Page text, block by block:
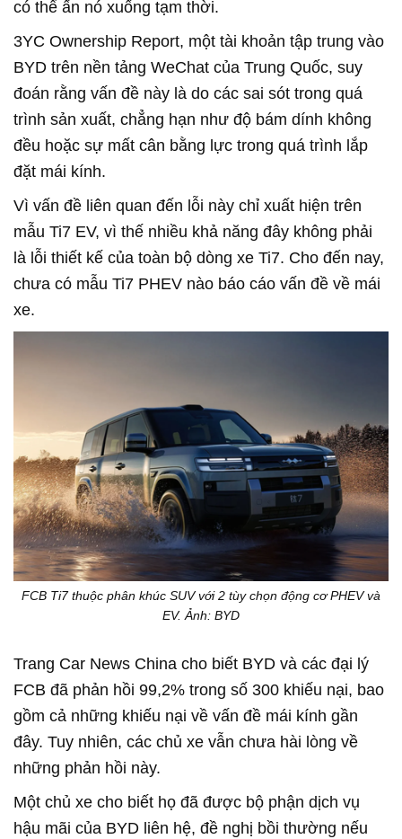
có thể ấn nó xuống tạm thời.
3YC Ownership Report, một tài khoản tập trung vào
BYD trên nền tảng WeChat của Trung Quốc, suy
đoán rằng vấn đề này là do các sai sót trong quá
trình sản xuất, chẳng hạn như độ bám dính không
đều hoặc sự mất cân bằng lực trong quá trình lắp
đặt mái kính.
Vì vấn đề liên quan đến lỗi này chỉ xuất hiện trên
mẫu Ti7 EV, vì thế nhiều khả năng đây không phải
là lỗi thiết kế của toàn bộ dòng xe Ti7. Cho đến nay,
chưa có mẫu Ti7 PHEV nào báo cáo vấn đề về mái
xe.
FCB Ti7 thuộc phân khúc SUV với 2 tùy chọn động cơ PHEV và
EV. Ảnh: BYD
Trang Car News China cho biết BYD và các đại lý
FCB đã phản hồi 99,2% trong số 300 khiếu nại, bao
gồm cả những khiếu nại về vấn đề mái kính gần
đây. Tuy nhiên, các chủ xe vẫn chưa hài lòng về
những phản hồi này.
Một chủ xe cho biết họ đã được bộ phận dịch vụ
hậu mãi của BYD liên hệ, đề nghị bồi thường nếu